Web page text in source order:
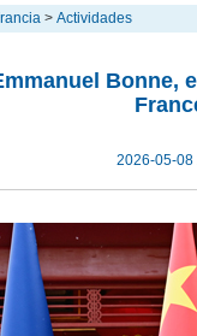
> Actividades
2026-05-08